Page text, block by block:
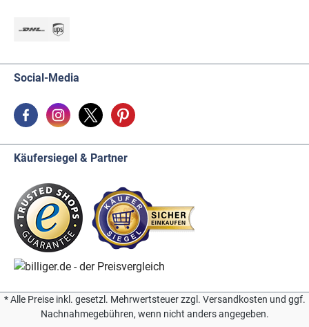
Social-Media
Käufersiegel & Partner
* Alle Preise inkl. gesetzl. Mehrwertsteuer zzgl. Versandkosten und ggf.
Nachnahmegebühren, wenn nicht anders angegeben.